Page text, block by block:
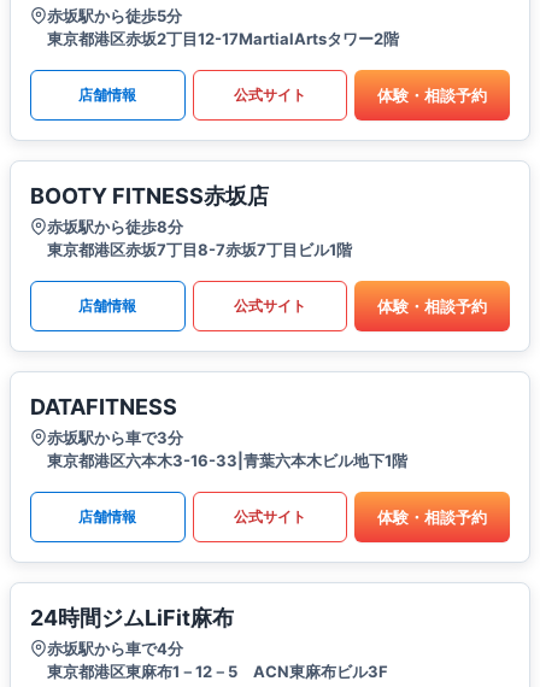
赤坂駅から徒歩5分
東京都港区赤坂2丁目12-17MartialArtsタワー2階
店舗情報 公式サイト 体験・相談予約
BOOTY FITNESS赤坂店
赤坂駅から徒歩8分
東京都港区赤坂7丁目8-7赤坂7丁目ビル1階
店舗情報 公式サイト 体験・相談予約
DATAFITNESS
赤坂駅から車で3分
東京都港区六本木3-16-33|青葉六本木ビル地下1階
店舗情報 公式サイト 体験・相談予約
24時間ジムLiFit麻布
赤坂駅から車で4分
東京都港区東麻布1－12－5 ACN東麻布ビル3F